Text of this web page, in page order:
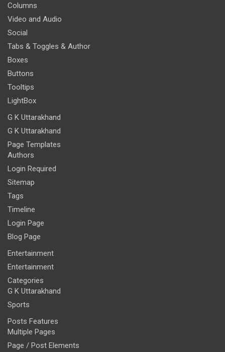
Columns
Video and Audio
Social
Tabs & Toggles & Author
Boxes
Buttons
Tooltips
LightBox
G K Uttarakhand
G K Uttarakhand
Page Templates
Authors
Login Required
Sitemap
Tags
Timeline
Login Page
Blog Page
Entertainment
Entertainment
Categories
G K Uttarakhand
Sports
Posts Features
Multiple Pages
Page / Post Elements